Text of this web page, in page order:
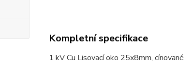
Kompletní specifikace
1 kV Cu Lisovací oko 25x8mm, cínované